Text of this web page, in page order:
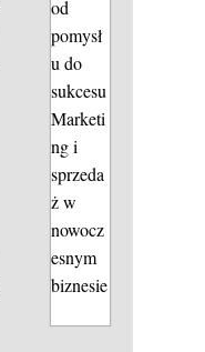
od
pomysł
u do
sukcesu
Marketi
ng i
sprzeda
ż w
nowocz
esnym
biznesie